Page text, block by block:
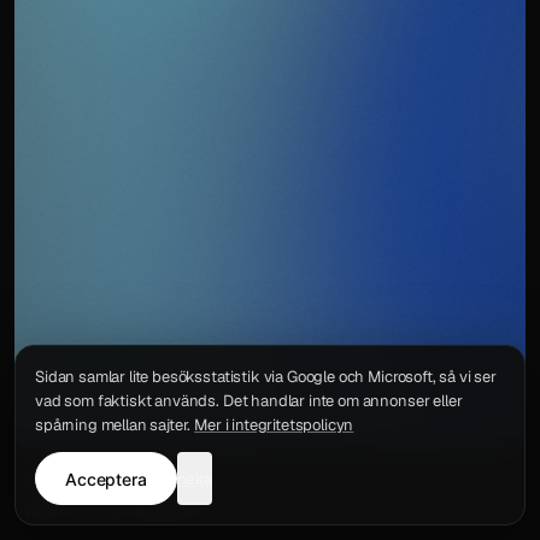
IntegritetspolicyKontakt
Sidan samlar lite besöksstatistik via Google och Microsoft, så vi ser
vad som faktiskt används. Det handlar inte om annonser eller
spårning mellan sajter. Mer i integritetspolicyn
Acceptera neka